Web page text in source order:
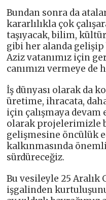
Bundan sonra da
kararlılıkla çok
taşıyacak, bilim,
gibi her alanda gelişip
Aziz vatanımız için
canımızı vermeye de
İş dünyası olarak da
üretime, ihracata,
için çalışmaya devam
olarak projelerimizle
gelişmesine öncülük
kalkınmasında
sürdüreceğiz.
Bu vesileyle 25 Aralık
işgalinden